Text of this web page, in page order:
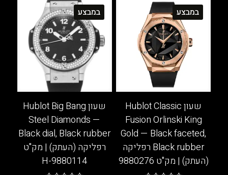
זה
יש
מספר
סוגים.
ניתן
לבחור
האפשרויות
בעמוד
המוצר
זה
יש
מספר
סוגים.
ניתן
לבחור
את
האפשרויות
בעמוד
המוצר
במבצע
שעון Hublot Classic
Fusion Orlinski King
Gold — Black faceted,
Black rubber רפליקה
(העתק) | מק"ט 9880276
במבצע
שעון Hublot Big Bang
Steel Diamonds —
Black dial, Black rubber
רפליקה (העתק) | מק"ט
9880114-H